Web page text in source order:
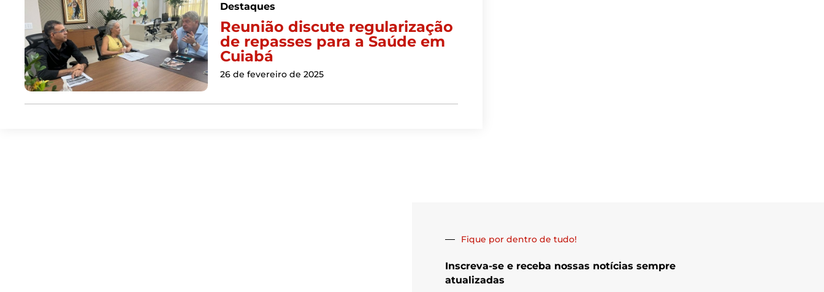
Destaques
Reunião discute regularização
de repasses para a Saúde em
Cuiabá
26 de fevereiro de 2025
Fique por dentro de tudo!
Inscreva-se e receba nossas notícias sempre
atualizadas